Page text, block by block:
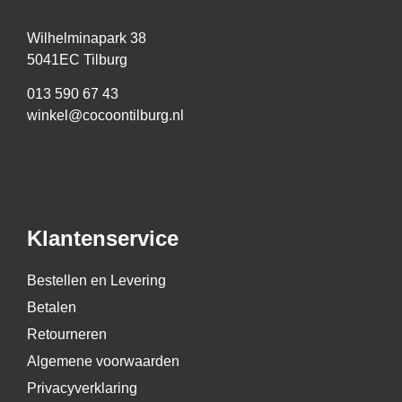
Wilhelminapark 38
5041EC Tilburg
013 590 67 43
winkel@cocoontilburg.nl
Klantenservice
Bestellen en Levering
Betalen
Retourneren
Algemene voorwaarden
Privacyverklaring